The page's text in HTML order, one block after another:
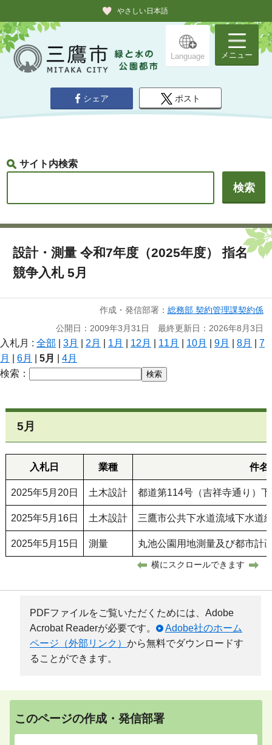
やさしい日本語
Language メニュー
シェア ポスト
サイト内検索
設計・測量 令和7年度（2025年度） 指名
競争入札 5月
作成・発信部署： 総務部 契約管理課契約係
公開日：2009年3月31日 最終更新日：2026年8月3日
入札月 : 全部 3月 2月 1月 12月 11月 10月 9月 8月
7
月
6月 5月
4月
検索：
5月
入札日 業種 件名
2025年5月20日 土木設計 都道第114号（吉祥寺通り）
2025年5月16日 土木設計 三鷹市公共下水道流域下水道
2025年5月15日 測量 丸池公園用地測量及び都市計
横にスクロールできます
PDFファイルをご覧いただくためには、Adobe
Acrobat Readerが必要です。
Adobe社のホーム
ページ（外部リンク） から無料でダウンロードす
ることができます。
このページの作成・発信部署